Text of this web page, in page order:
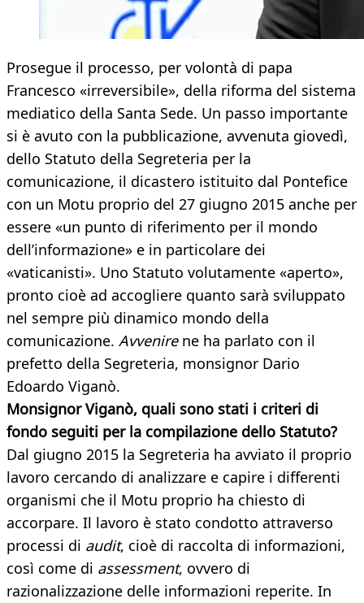
Prosegue il processo, per volontà di papa
Francesco «irreversibile», della riforma del sistema
mediatico della Santa Sede. Un passo importante
si è avuto con la pubblicazione, avvenuta giovedì,
dello Statuto della Segreteria per la
comunicazione, il dicastero istituito dal Pontefice
con un Motu proprio del 27 giugno 2015 anche per
essere «un punto di riferimento per il mondo
dell’informazione» e in particolare dei
«vaticanisti». Uno Statuto volutamente «aperto»,
pronto cioè ad accogliere quanto sarà sviluppato
nel sempre più dinamico mondo della
comunicazione. Avvenirene ha parlato con il
prefetto della Segreteria, monsignor Dario
Edoardo Viganò.
Monsignor Viganò, quali sono stati i criteri di
fondo seguiti per la compilazione dello Statuto?
Dal giugno 2015 la Segreteria ha avviato il proprio
lavoro cercando di analizzare e capire i differenti
organismi che il Motu proprio ha chiesto di
accorpare. Il lavoro è stato condotto attraverso
processi di audit, cioè di raccolta di informazioni,
così come di assessment, ovvero di
razionalizzazione delle informazioni reperite. In